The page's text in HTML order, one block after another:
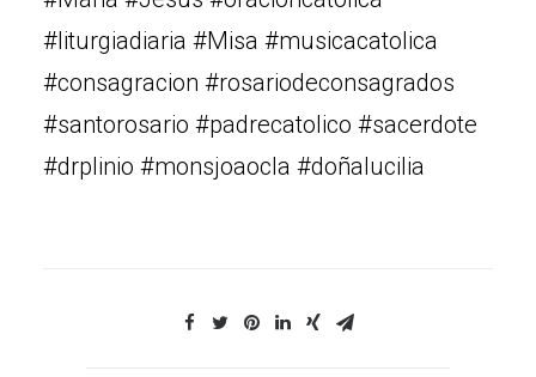
#liturgiadiaria #Misa #musicacatolica
#consagracion #rosariodeconsagrados
#santorosario #padrecatolico #sacerdote
#drplinio #monsjoaocla #doñalucilia